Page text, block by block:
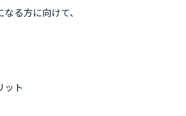
る方に向けて、
ット